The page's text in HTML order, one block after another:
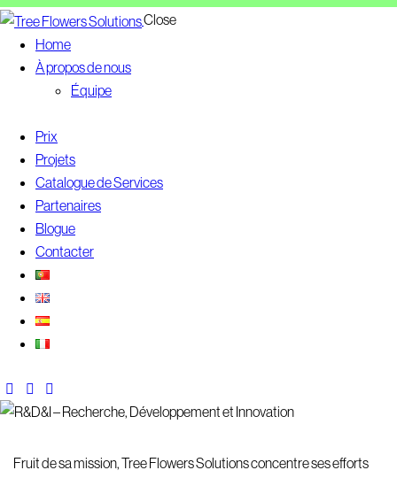
Close
Home
À propos de nous
Équipe
Prix
Projets
Catalogue de Services
Partenaires
Blogue
Contacter
Fruit de sa mission, Tree Flowers Solutions concentre ses efforts